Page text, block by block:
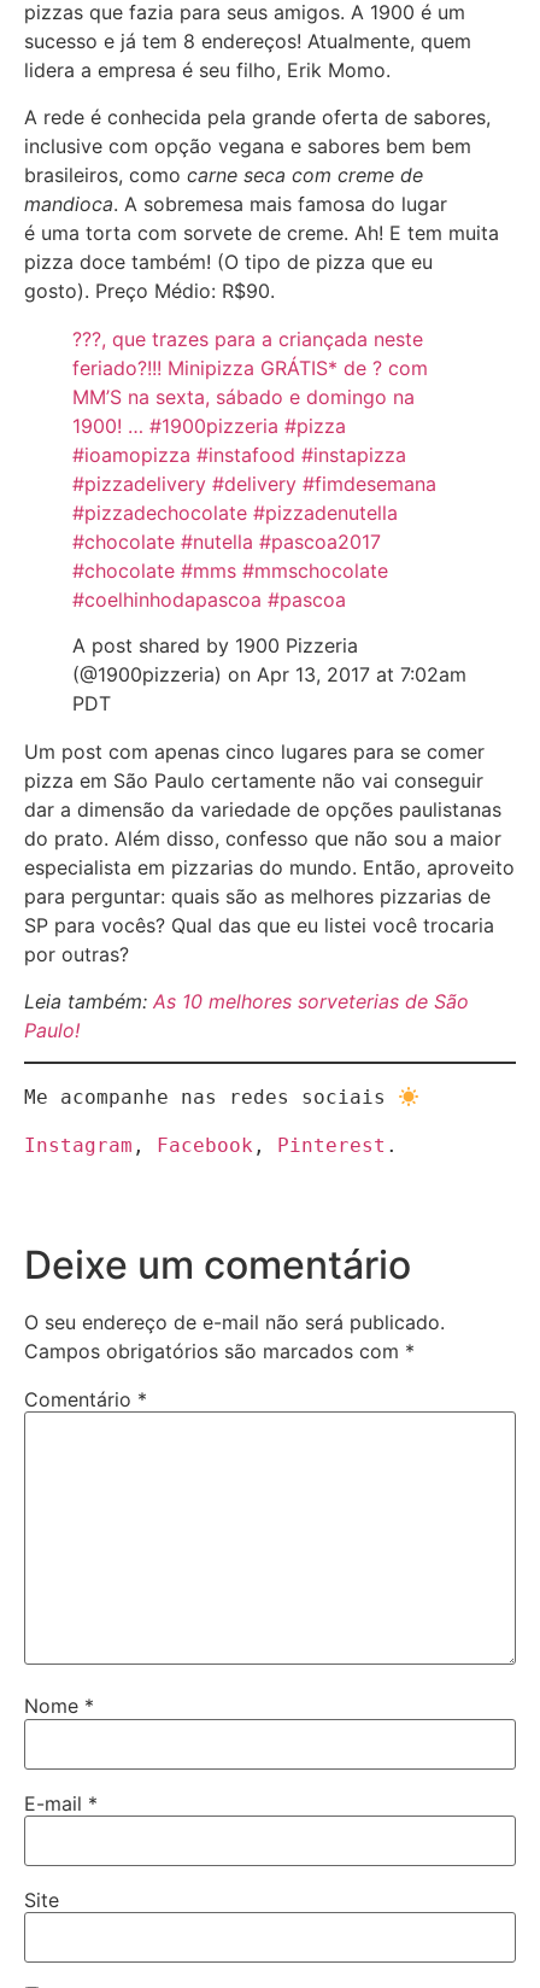
pizzas que fazia para seus amigos. A 1900 é um
sucesso e já tem 8 endereços! Atualmente, quem
lidera a empresa é seu filho, Erik Momo.
A rede é conhecida pela grande oferta de sabores,
inclusive com opção vegana e sabores bem bem
brasileiros, como carne seca com creme de
mandioca. A sobremesa mais famosa do lugar
é uma torta com sorvete de creme. Ah! E tem muita
pizza doce também! (O tipo de pizza que eu
gosto). Preço Médio: R$90.
???, que trazes para a criançada neste
feriado?!!! Minipizza GRÁTIS* de ? com
MM’S na sexta, sábado e domingo na
1900! … #1900pizzeria #pizza
#ioamopizza #instafood #instapizza
#pizzadelivery #delivery #fimdesemana
#pizzadechocolate #pizzadenutella
#chocolate #nutella #pascoa2017
#chocolate #mms #mmschocolate
#coelhinhodapascoa #pascoa
A post shared by 1900 Pizzeria
(@1900pizzeria) on Apr 13, 2017 at 7:02am
PDT
Um post com apenas cinco lugares para se comer
pizza em São Paulo certamente não vai conseguir
dar a dimensão da variedade de opções paulistanas
do prato. Além disso, confesso que não sou a maior
especialista em pizzarias do mundo. Então, aproveito
para perguntar: quais são as melhores pizzarias de
SP para vocês? Qual das que eu listei você trocaria
por outras?
Leia também: As 10 melhores sorveterias de São
Paulo!
Me acompanhe nas redes sociais
Instagram , Facebook , Pinterest .
Deixe um comentário
O seu endereço de e-mail não será publicado.
Campos obrigatórios são marcados com *
Comentário *
Nome *
E-mail *
Site